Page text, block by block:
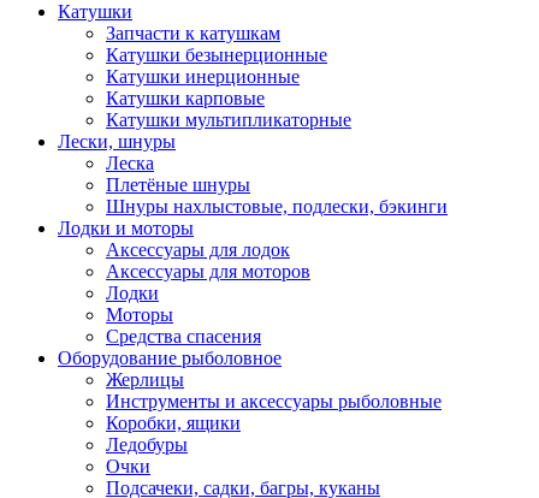
Катушки
Запчасти к катушкам
Катушки безынерционные
Катушки инерционные
Катушки карповые
Катушки мультипликаторные
Лески, шнуры
Леска
Плетёные шнуры
Шнуры нахлыстовые, подлески, бэкинги
Лодки и моторы
Аксессуары для лодок
Аксессуары для моторов
Лодки
Моторы
Средства спасения
Оборудование рыболовное
Жерлицы
Инструменты и аксессуары рыболовные
Коробки, ящики
Ледобуры
Очки
Подсачеки, садки, багры, куканы